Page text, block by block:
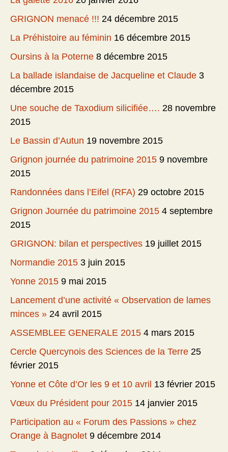
GRIGNON menacé !!! 24 décembre 2015
La Préhistoire au féminin 16 décembre 2015
Oursins à la Poterne 8 décembre 2015
La ballade islandaise de Jacqueline et Claude 3
décembre 2015
Une souche de Taxodium silicifiée…. 28 novembre
2015
Le Bassin d’Autun 19 novembre 2015
Grignon journée du patrimoine 2015 9 novembre
2015
Randonnées dans l’Eifel (RFA) 29 octobre 2015
Grignon Journée du patrimoine 2015 4 septembre
2015
GRIGNON: bilan et perspectives 19 juillet 2015
Normandie 2015 3 juin 2015
Yonne 2015 9 mai 2015
Lancement d’une activité « Observation de lames
minces » 24 avril 2015
ASSEMBLEE GENERALE 2015 4 mars 2015
Cercle Quercynois des Sciences de la Terre 25
février 2015
Yonne et Côte d’Or les 9 et 10 avril 13 février 2015
Vœux du Président pour 2015 14 janvier 2015
Participation au « Forum des Passions » chez
Orange à Bagnolet 9 décembre 2014